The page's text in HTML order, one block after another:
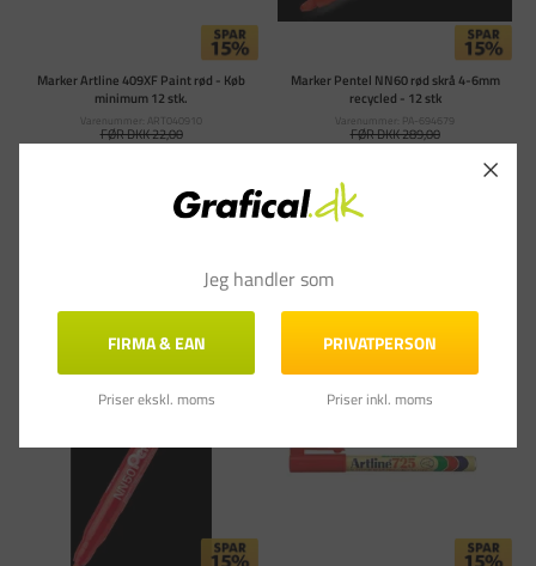
Marker Artline 409XF Paint rød - Køb
minimum 12 stk.
Varenummer: ART040910
FØR DKK 22,00
Skaffevare: 1-3 uger
Marker Pentel NN60 rød skrå 4-6mm
recycled - 12 stk
Varenummer: PA-694679
FØR DKK 289,00
(DKK 196,52 ekskl. moms)
På lager - Levering 1-3
Jeg handler som
FIRMA & EAN
Priser ekskl. moms
PRIVATPERSON
Priser inkl. moms